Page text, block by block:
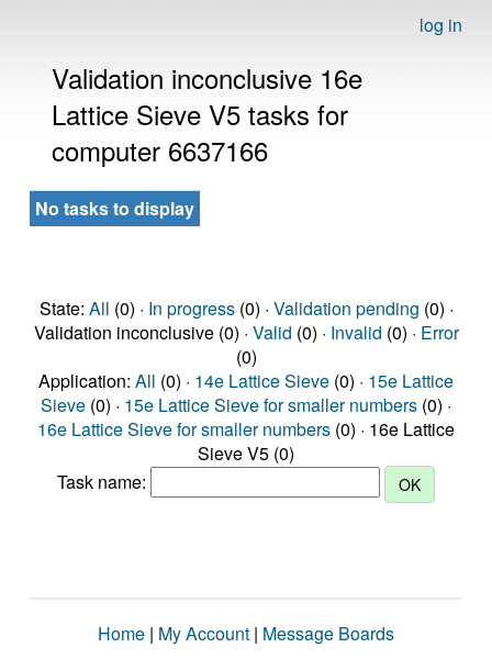
log in
Validation inconclusive 16e
Lattice Sieve V5 tasks for
computer 6637166
No tasks to display
State: All (0) · In progress(0) · Validation pending (0) ·
Validation inconclusive (0) · Valid (0) · Invalid (0) · Error
(0)
Application: All (0) · 14e Lattice Sieve (0) · 15e Lattice
Sieve (0) · 15e Lattice Sieve for smaller numbers (0) ·
16e Lattice Sieve for smaller numbers (0) · 16e Lattice
Sieve V5 (0)
Task name:
Home | My Account | Message Boards